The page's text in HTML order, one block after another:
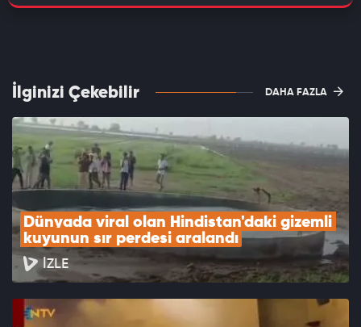
İlginizi Çekebilir DAHA FAZLA
Dünyada viral olan Hindistan'daki gizemli
kuyunun sır perdesi aralandı
İZLE